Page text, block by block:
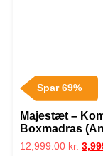
Spar 69%
Majestæt –
Boxmadras
120×200 cm.
12,999.00kr.